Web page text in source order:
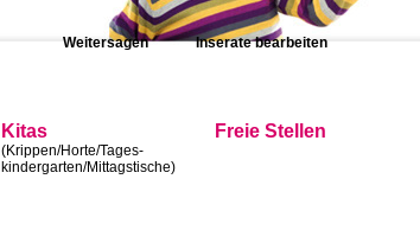
Weitersagen Inserate bearbeiten
Kitas
(Krippen/Horte/Tages-
kindergarten/Mittagstische)
Freie Stellen